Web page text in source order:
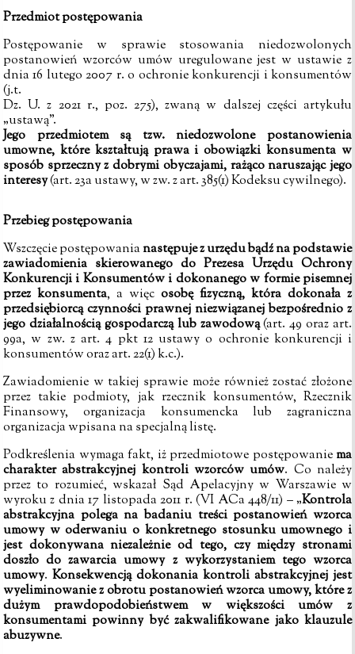
Przedmiot postępowania
Postępowanie w sprawie stosowania niedozwolonych
postanowień wzorców umów uregulowane jest w ustawie z
dnia 16 lutego 2007 r. o ochronie konkurencji i konsumentów
(j.t.
Dz. U. z 2021 r., poz. 275), zwaną w dalszej części artykułu
„ustawą”.
Jego przedmiotem są tzw. niedozwolone postanowienia
umowne, które kształtują prawa i obowiązki konsumenta w
sposób sprzeczny z dobrymi obyczajami, rażąco naruszając jego
interesy(art. 23a ustawy, w zw. z art. 385(1) Kodeksu cywilnego).
Przebieg postępowania
Wszczęcie postępowanianastępuje z urzędu bądź na podstawie
zawiadomienia skierowanego do Prezesa Urzędu Ochrony
Konkurencji i Konsumentów i dokonanego w formie pisemnej
przez konsumenta, a więc osobę fizyczną, która dokonała z
przedsiębiorcą czynności prawnej niezwiązanej bezpośrednio z
jego działalnością gospodarczą lub zawodową(art. 49 oraz art.
99a, w zw. z art. 4 pkt 12 ustawy o ochronie konkurencji i
konsumentóworaz art. 22(1) k.c.).
Zawiadomienie w takiej sprawie może również zostać złożone
przez takie podmioty, jak rzecznik konsumentów, Rzecznik
Finansowy, organizacja konsumencka lub zagraniczna
organizacja wpisana na specjalną listę.
Podkreślenia wymaga fakt, iż przedmiotowe postępowaniema
charakter abstrakcyjnej kontroli wzorców umów. Co należy
przez to rozumieć, wskazał Sąd Apelacyjny w Warszawie w
wyroku z dnia 17 listopada 2011 r. (VI ACa 448/11) – „Kontrola
abstrakcyjna polega na badaniu treści postanowień wzorca
umowy w oderwaniu o konkretnego stosunku umownego i
jest dokonywana niezależnie od tego, czy między stronami
doszło do zawarcia umowy z wykorzystaniem tego wzorca
umowy. Konsekwencją dokonania kontroli abstrakcyjnej jest
wyeliminowanie z obrotu postanowień wzorca umowy, które z
dużym prawdopodobieństwem w większości umów z
konsumentami powinny być zakwalifikowane jako klauzule
abuzywne.